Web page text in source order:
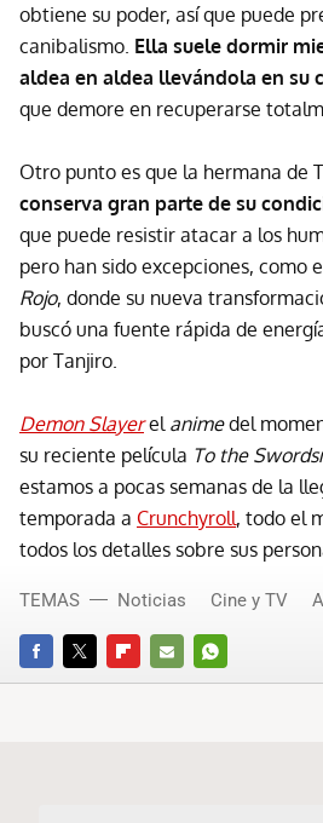
obtiene su poder, así que puede
canibalismo. Ella suele dormir
aldea en aldea llevándola en su
que demore en recuperarse
Otro punto es que la hermana de
conserva gran parte de su
que puede resistir atacar a los
pero han sido excepciones, como
Rojo, donde su nueva
buscó una fuente rápida de
por Tanjiro.
Demon Slayerel animedel
su reciente película To the
estamos a pocas semanas de la
temporada a Crunchyroll, todo el
todos los detalles sobre sus
FACEBOOKTWITTERFLIPBOARD
E-
WHATSAPP
TEMAS Noticias Cine y TV